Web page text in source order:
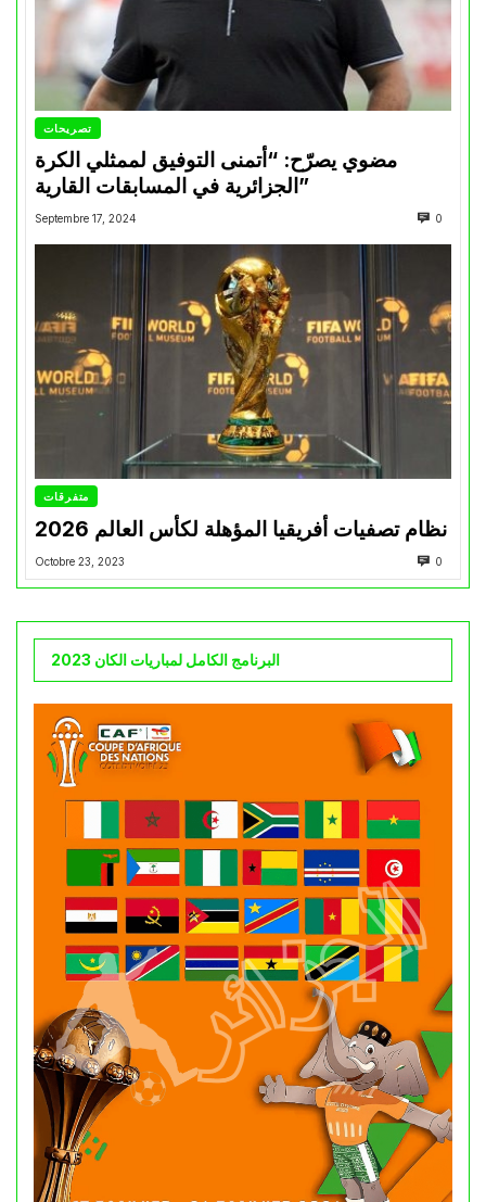
تصريحات
مضوي يصرّح: “أتمنى التوفيق لممثلي الكرة
الجزائرية في المسابقات القارية”
Septembre 17, 2024 0
متفرقات
نظام تصفيات أفريقيا المؤهلة لكأس العالم 2026
Octobre 23, 2023 0
البرنامج الكامل لمباريات الكان 2023